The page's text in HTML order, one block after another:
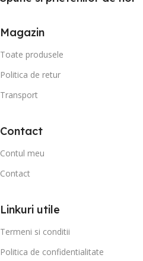
Magazin
Toate produsele
Politica de retur
Transport
Contact
Contul meu
Contact
Linkuri utile
Termeni si conditii
Politica de confidentialitate